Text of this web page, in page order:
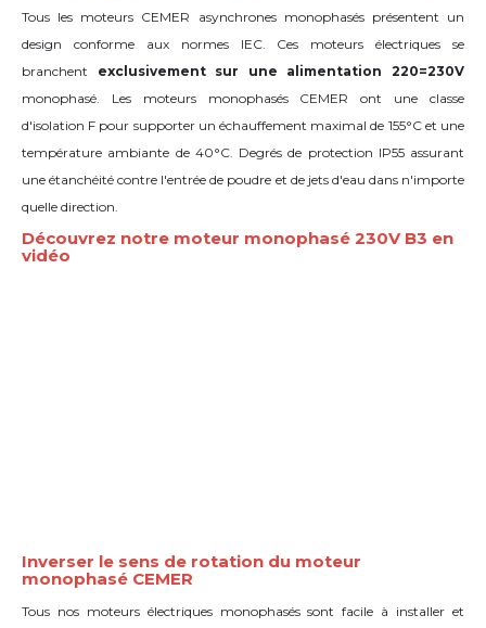
Tous les moteurs CEMER asynchrones monophasés présentent un
design conforme aux normes IEC. Ces moteurs électriques se
branchent exclusivement sur une alimentation 220=230V
monophasé. Les moteurs monophasés CEMER ont une classe
d'isolation F pour supporter un échauffement maximal de 155°C et une
température ambiante de 40°C. Degrés de protection IP55 assurant
une étanchéité contre l'entrée de poudre et de jets d'eau dans n'importe
quelle direction.
Découvrez notre moteur monophasé 230V B3 en
vidéo
Inverser le sens de rotation du moteur
monophasé CEMER
Tous nos moteurs électriques monophasés sont facile à installer et